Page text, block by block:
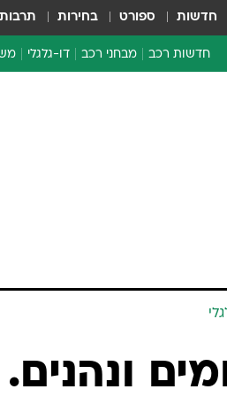
חדשות ספורט בחירות תרבות
חדשות רכב מבחני רכב דו-גלגלי